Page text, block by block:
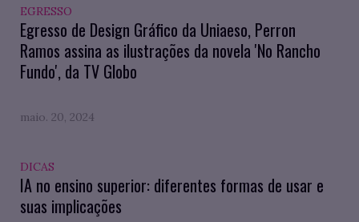
EGRESSO
Egresso de Design Gráfico da Uniaeso, Perron
Ramos assina as ilustrações da novela 'No Rancho
Fundo', da TV Globo
maio. 20, 2024
DICAS
IA no ensino superior: diferentes formas de usar e
suas implicações